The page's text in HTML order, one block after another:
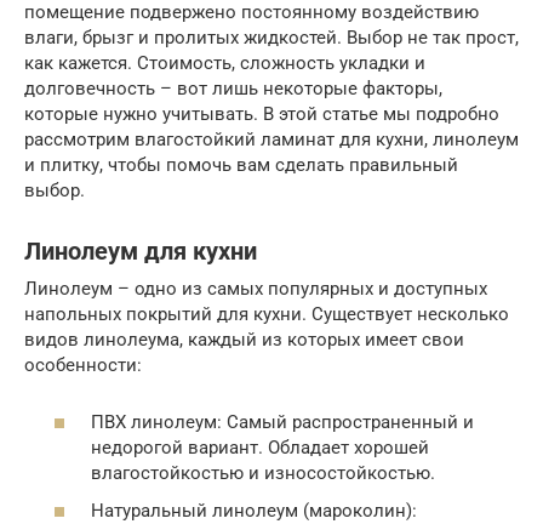
помещение подвержено постоянному воздействию
влаги, брызг и пролитых жидкостей. Выбор не так прост,
как кажется. Стоимость, сложность укладки и
долговечность – вот лишь некоторые факторы,
которые нужно учитывать. В этой статье мы подробно
рассмотрим влагостойкий ламинат для кухни, линолеум
и плитку, чтобы помочь вам сделать правильный
выбор.
Линолеум для кухни
Линолеум – одно из самых популярных и доступных
напольных покрытий для кухни. Существует несколько
видов линолеума, каждый из которых имеет свои
особенности:
ПВХ линолеум: Самый распространенный и
недорогой вариант. Обладает хорошей
влагостойкостью и износостойкостью.
Натуральный линолеум (мароколин):